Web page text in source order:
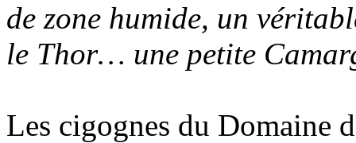
de zone humide, un
le Thor… une petite
Les cigognes du Domaine